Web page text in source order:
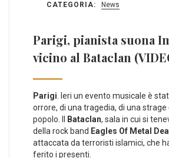
CATEGORIA: News
Parigi, pianista suona
vicino al Bataclan
Parigi . Ieri un evento musicale è
orrore, di una tragedia, di una strage
popolo. Il
Bataclan, sala in cui si
della rock band Eagles Of Metal
attaccata da terroristi islamici, che
ferito i presenti.